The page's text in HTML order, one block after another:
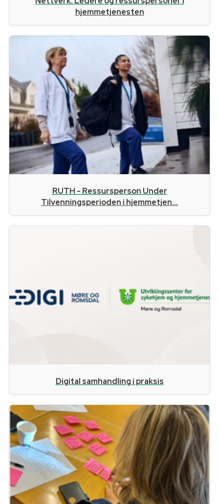
hjemmetjenesten
RUTH - Ressursperson Under
Tilvenningsperioden i hjemmetjen...
Digital samhandling i praksis